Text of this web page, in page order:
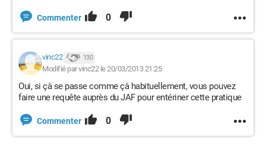
Commenter 0
vinc22 130
Modifié par vinc22 le 20/03/2013 21:25
Oui, si çà se passe comme çà habituellement, vous pouvez
faire une requête auprès du JAF pour entériner cette pratique
Commenter 0